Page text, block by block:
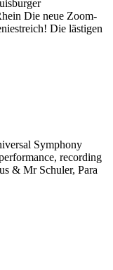
Die neue Zoom-
Die lästigen
Symphony
recording
& Mr Schuler, Para